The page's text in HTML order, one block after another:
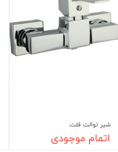
شیر توالت فلت
اتمام موجودی